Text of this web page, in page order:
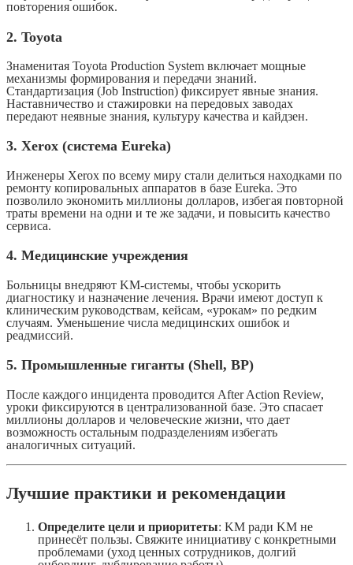
повторения ошибок.
2. Toyota
Знаменитая Toyota Production System включает мощные
механизмы формирования и передачи знаний.
Стандартизация (Job Instruction) фиксирует явные знания.
Наставничество и стажировки на передовых заводах
передают неявные знания, культуру качества и кайдзен.
3. Xerox (система Eureka)
Инженеры Xerox по всему миру стали делиться находками по
ремонту копировальных аппаратов в базе Eureka. Это
позволило экономить миллионы долларов, избегая повторной
траты времени на одни и те же задачи, и повысить качество
сервиса.
4. Медицинские учреждения
Больницы внедряют KM-системы, чтобы ускорить
диагностику и назначение лечения. Врачи имеют доступ к
клиническим руководствам, кейсам, «урокам» по редким
случаям. Уменьшение числа медицинских ошибок и
реадмиссий.
5. Промышленные гиганты (Shell, BP)
После каждого инцидента проводится After Action Review,
уроки фиксируются в централизованной базе. Это спасает
миллионы долларов и человеческие жизни, что дает
возможность остальным подразделениям избегать
аналогичных ситуаций.
Лучшие практики и рекомендации
Определите цели и приоритеты: KM ради KM не
принесёт пользы. Свяжите инициативу с конкретными
проблемами (уход ценных сотрудников, долгий